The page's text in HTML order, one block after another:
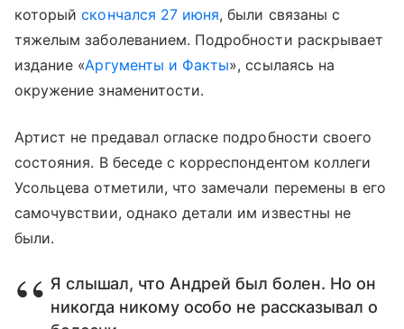
которыйскончался 27 июня, были связаны с
тяжелым заболеванием. Подробности раскрывает
издание «Аргументы и Факты», ссылаясь на
окружение знаменитости.
Артист не предавал огласке подробности своего
состояния. В беседе с корреспондентом коллеги
Усольцева отметили, что замечали перемены в его
самочувствии, однако детали им известны не
были.
Я слышал, что Андрей был болен. Но он
никогда никому особо не рассказывал о